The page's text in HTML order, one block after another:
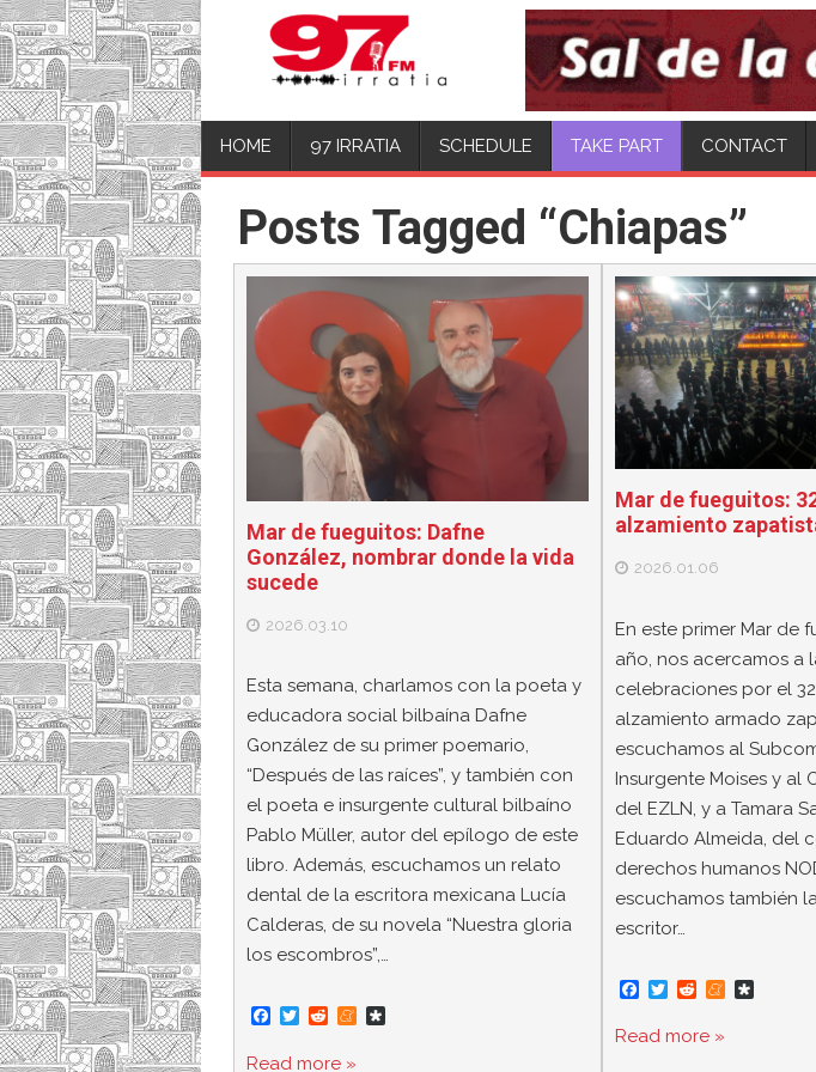
HOME 97 IRRATIA SCHEDULE CONTACT
Posts Tagged “Chiapas”
Mar de fueguitos: Dafne
González, nombrar donde la vida
sucede
2026.03.10
Esta semana, charlamos con la poeta y
educadora social bilbaína Dafne
González de su primer poemario,
“Después de las raíces”, y también con
el poeta e insurgente cultural bilbaíno
Pablo Müller, autor del epílogo de este
libro. Además, escuchamos un relato
dental de la escritora mexicana Lucía
Calderas, de su novela “Nuestra gloria
los escombros”,…
F
T
R
M
Read more »
Mar de fueguitos:
alzamiento
2026.01.06
En este primer Mar de
año, nos acercamos a
celebraciones por el
alzamiento armado
escuchamos al
Insurgente Moises y al
del EZLN, y a Tamara
Eduardo Almeida, del
derechos humanos
escuchamos también
escritor…
F
e
T
t
R
d
M D
Read more »